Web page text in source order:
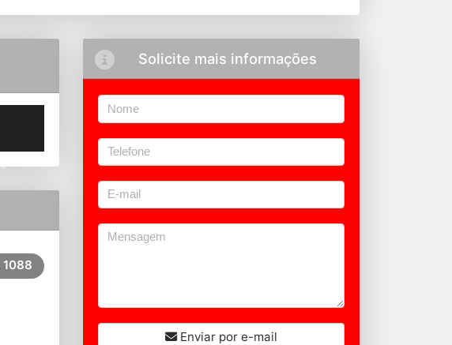
1088
Solicite mais informações
Enviar por e-mail